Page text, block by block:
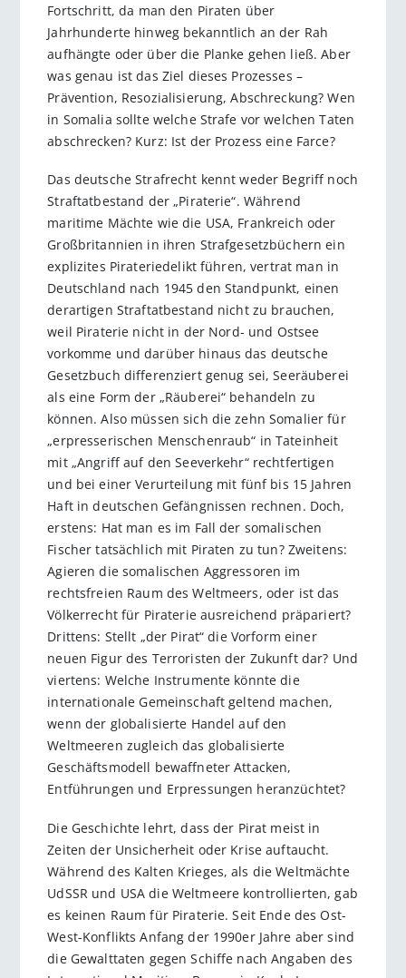
Fortschritt, da man den Piraten über
Jahrhunderte hinweg bekanntlich an der Rah
aufhängte oder über die Planke gehen ließ. Aber
was genau ist das Ziel dieses Prozesses –
Prävention, Resozialisierung, Abschreckung? Wen
in Somalia sollte welche Strafe vor welchen Taten
abschrecken? Kurz: Ist der Prozess eine Farce?
Das deutsche Strafrecht kennt weder Begriff noch
Straftatbestand der „Piraterie“. Während
maritime Mächte wie die USA, Frankreich oder
Großbritannien in ihren Strafgesetzbüchern ein
explizites Pirateriedelikt führen, vertrat man in
Deutschland nach 1945 den Standpunkt, einen
derartigen Straftatbestand nicht zu brauchen,
weil Piraterie nicht in der Nord- und Ostsee
vorkomme und darüber hinaus das deutsche
Gesetzbuch differenziert genug sei, Seeräuberei
als eine Form der „Räuberei“ behandeln zu
können. Also müssen sich die zehn Somalier für
„erpresserischen Menschenraub“ in Tateinheit
mit „Angriff auf den Seeverkehr“ rechtfertigen
und bei einer Verurteilung mit fünf bis 15 Jahren
Haft in deutschen Gefängnissen rechnen. Doch,
erstens: Hat man es im Fall der somalischen
Fischer tatsächlich mit Piraten zu tun? Zweitens:
Agieren die somalischen Aggressoren im
rechtsfreien Raum des Weltmeers, oder ist das
Völkerrecht für Piraterie ausreichend präpariert?
Drittens: Stellt „der Pirat“ die Vorform einer
neuen Figur des Terroristen der Zukunft dar? Und
viertens: Welche Instrumente könnte die
internationale Gemeinschaft geltend machen,
wenn der globalisierte Handel auf den
Weltmeeren zugleich das globalisierte
Geschäftsmodell bewaffneter Attacken,
Entführungen und Erpressungen heranzüchtet?
Die Geschichte lehrt, dass der Pirat meist in
Zeiten der Unsicherheit oder Krise auftaucht.
Während des Kalten Krieges, als die Weltmächte
UdSSR und USA die Weltmeere kontrollierten, gab
es keinen Raum für Piraterie. Seit Ende des Ost-
West-Konflikts Anfang der 1990er Jahre aber sind
die Gewalttaten gegen Schiffe nach Angaben des